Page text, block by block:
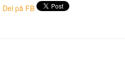
Del på FB